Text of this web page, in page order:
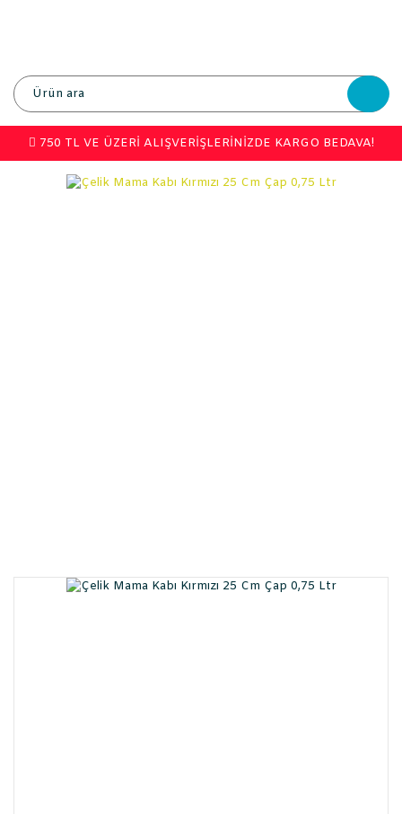
750 TL VE ÜZERİ ALIŞVERİŞLERİNİZDE KARGO BEDAVA!